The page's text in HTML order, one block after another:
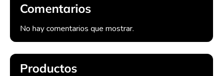
Comentarios
No hay comentarios que mostrar.
Productos